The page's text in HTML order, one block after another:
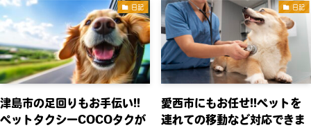
日記
津島市の足回りもお手伝い!!
ペットタクシーCOCOタクが
日記
愛西市にもお任せ!!ペットを
連れての移動など対応できま